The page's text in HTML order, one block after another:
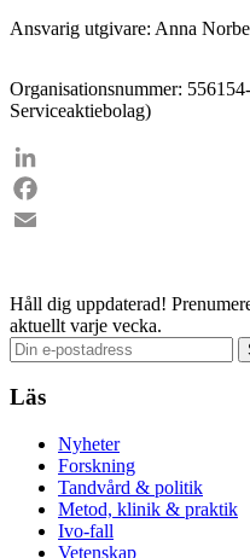
Ansvarig utgivare: Anna
Organisationsnummer:
Serviceaktiebolag)
LinkedIn
Facebook
Håll dig uppdaterad!
aktuellt varje vecka.
Läs
Nyheter
Forskning
Tandvård & politik
Metod, klinik & praktik
Ivo-fall
Vetenskap